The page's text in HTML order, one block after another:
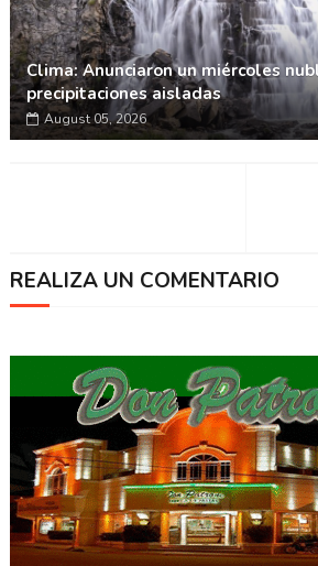
Clima: Anunciaron un miércoles
precipitaciones aisladas
August 05, 2026
REALIZA UN COMENTARIO